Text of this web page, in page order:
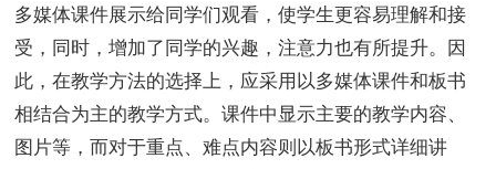
多媒体课件展示给同学们观看，使学生更容易理解和接
受，同时，增加了同学的兴趣，注意力也有所提升。因
此，在教学方法的选择上，应采用以多媒体课件和板书
相结合为主的教学方式。课件中显示主要的教学内容、
图片等，而对于重点、难点内容则以板书形式详细讲